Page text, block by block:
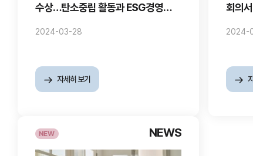
수상…탄소중립 활동과 ESG경영
2024-03-28
자세히 보기
회의
2024-
NEWS